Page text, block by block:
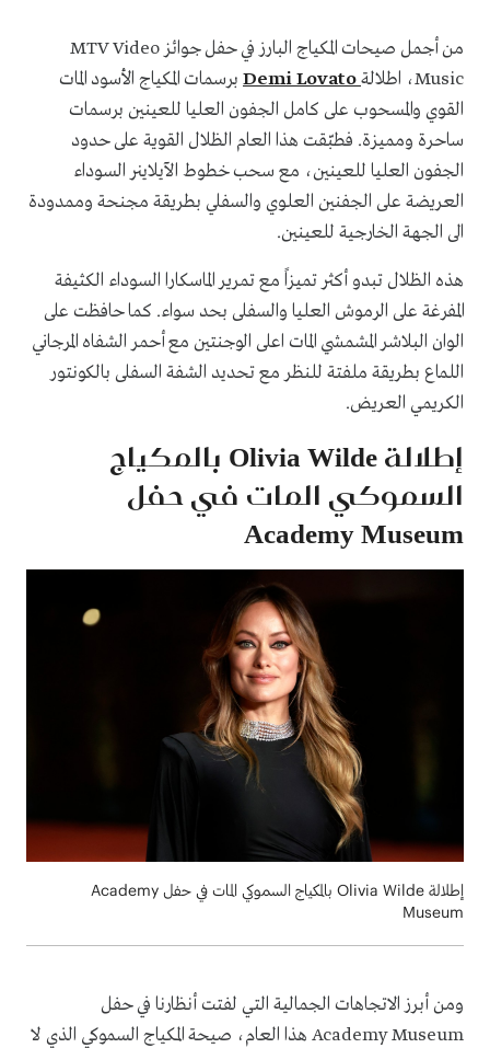
من أجمل صيحات المكياج البارز في حفل جوائز MTV Video
Music، اطلالة
برسمات المكياج الأسود المات
القوي والمسحوب على كامل الجفون العليا للعينين برسمات
ساحرة ومميزة. فطبّقت هذا العام الظلال القوية على حدود
الجفون العليا للعينين، مع سحب خطوط الآيلاينر السوداء
العريضة على الجفنين العلوي والسفلي بطريقة مجنحة وممدودة
الى الجهة الخارجية للعينين.
هذه الظلال تبدو أكثر تميزاً مع تمرير الماسكارا السوداء الكثيفة
المفرغة على الرموش العليا والسفلى بحد سواء. كما حافظت على
الوان البلاشر المشمشي المات اعلى الوجنتين مع أحمر الشفاه المرجاني
اللماع بطريقة ملفتة للنظر مع تحديد الشفة السفلى بالكونتور
الكريمي العريض.
إطلالة Olivia Wilde بالمكياج
السموكي المات في حفل
Academy Museum
إطلالة Olivia Wilde بالمكياج السموكي المات في حفل Academy
Museum
ومن أبرز الاتجاهات الجمالية التي لفتت أنظارنا في حفل
Academy Museum هذا العام، صيحة المكياج السموكي الذي لا